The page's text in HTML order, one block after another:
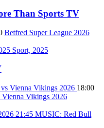
Than Sports TV
Betfred Super League 2026
Sport, 2025
18:00
Vikings 2026
21:45 MUSIC: Red Bull